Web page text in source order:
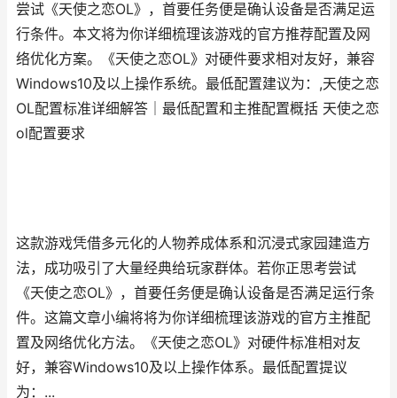
尝试《天使之恋OL》，首要任务便是确认设备是否满足运
行条件。本文将为你详细梳理该游戏的官方推荐配置及网
络优化方案。《天使之恋OL》对硬件要求相对友好，兼容
Windows10及以上操作系统。最低配置建议为：,天使之恋
OL配置标准详细解答｜最低配置和主推配置概括 天使之恋
ol配置要求
这款游戏凭借多元化的人物养成体系和沉浸式家园建造方
法，成功吸引了大量经典给玩家群体。若你正思考尝试
《天使之恋OL》，首要任务便是确认设备是否满足运行条
件。这篇文章小编将将为你详细梳理该游戏的官方主推配
置及网络优化方法。《天使之恋OL》对硬件标准相对友
好，兼容Windows10及以上操作体系。最低配置提议
为：...